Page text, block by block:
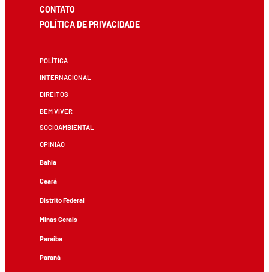
CONTATO
POLÍTICA DE PRIVACIDADE
POLÍTICA
INTERNACIONAL
DIREITOS
BEM VIVER
SOCIOAMBIENTAL
OPINIÃO
Bahia
Ceará
Distrito Federal
Minas Gerais
Paraíba
Paraná